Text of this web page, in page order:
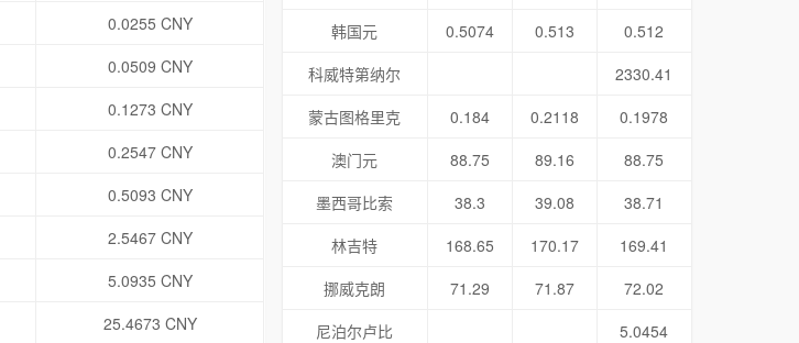
0.0255 CNY
0.0509 CNY
0.1273 CNY
0.2547 CNY
0.5093 CNY
2.5467 CNY
5.0935 CNY
25.4673 CNY
韩国元
0.5074 0.513
0.512
科威特第纳尔
2330.41
蒙古图格里克
0.184 0.2118
0.1978
澳门元
88.75 89.16
88.75
墨西哥比索
38.3 39.08
38.71
林吉特
168.65 170.17
169.41
挪威克朗
71.29 71.87
72.02
尼泊尔卢比
5.0454